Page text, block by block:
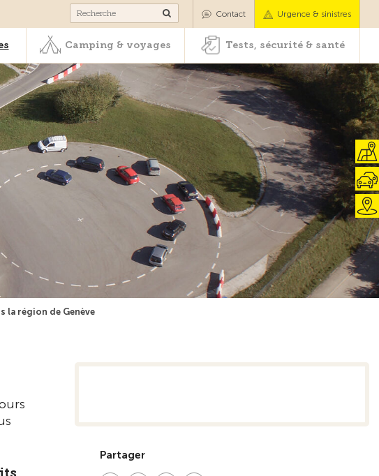
Camping & voyages Tests, sécurité & santé
Contact Urgence & sinistres
Camping & voyages Tests, sécurité & santé
la région de Genève
Partager